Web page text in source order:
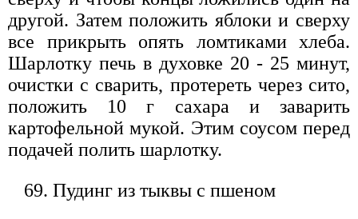
другой. Затем положить яблоки и сверху
все прикрыть опять ломтиками хлеба.
Шарлотку печь в духовке 20 - 25 минут,
очистки с сварить, протереть через сито,
положить 10 г сахара и заварить
картофельной мукой. Этим соусом перед
подачей полить шарлотку.
69. Пудинг из тыквы с пшеном